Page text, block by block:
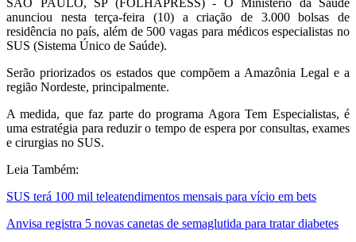
anunciou nesta terça-feira (10) a criação de 3.000 bolsas de
residência no país, além de 500 vagas para médicos especialistas no
SUS (Sistema Único de Saúde).
Serão priorizados os estados que compõem a Amazônia Legal e a
região Nordeste, principalmente.
A medida, que faz parte do programa Agora Tem Especialistas, é
uma estratégia para reduzir o tempo de espera por consultas, exames
e cirurgias no SUS.
Leia Também:
SUS terá 100 mil teleatendimentos mensais para vício em bets
Anvisa registra 5 novas canetas de semaglutida para tratar diabetes